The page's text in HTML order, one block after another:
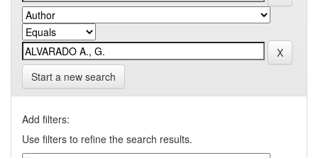
Start a new search
Add filters:
Use filters to refine the search results.